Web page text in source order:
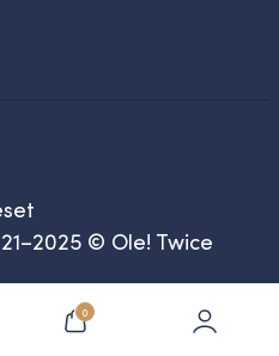
0
© Ole! Twice